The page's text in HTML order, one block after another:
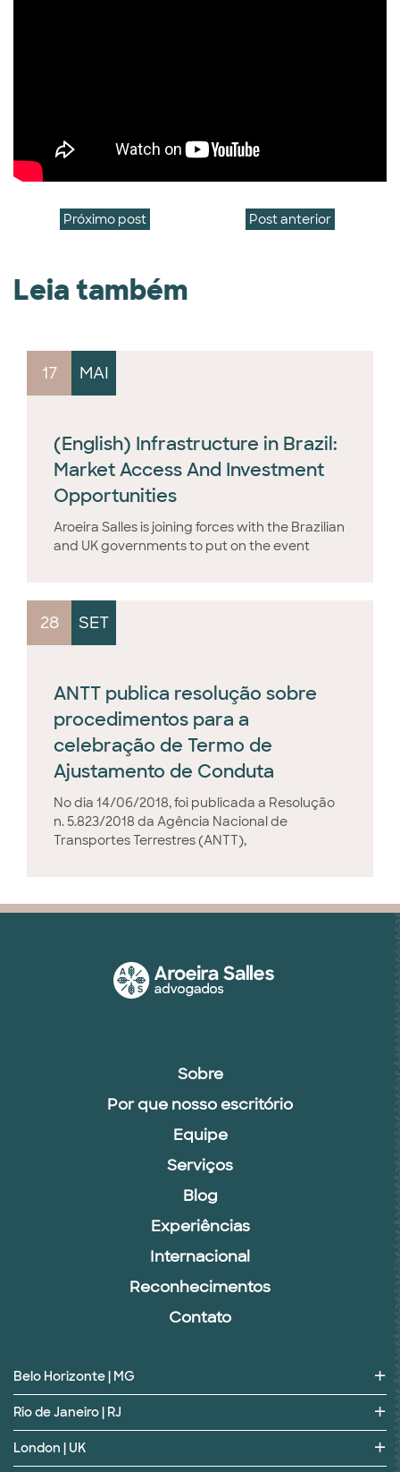
Próximo post Post anterior
Leia também
17 MAI
(English) Infrastructure in Brazil:
Market Access And Investment
Opportunities
Aroeira Salles is joining forces with the Brazilian
and UK governments to put on the event
28 SET
ANTT publica resolução sobre
procedimentos para a
celebração de Termo de
Ajustamento de Conduta
No dia 14/06/2018, foi publicada a Resolução
n. 5.823/2018 da Agência Nacional de
Transportes Terrestres (ANTT),
Sobre
Por que nosso escritório
Equipe
Serviços
Blog
Experiências
Internacional
Reconhecimentos
Contato
Belo Horizonte | MG
Rio de Janeiro | RJ
London | UK